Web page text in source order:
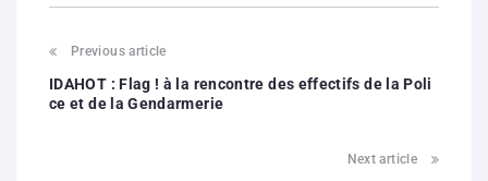
Previous article
IDAHOT : Flag ! à la rencontre des effectifs de la Poli
ce et de la Gendarmerie
Next article